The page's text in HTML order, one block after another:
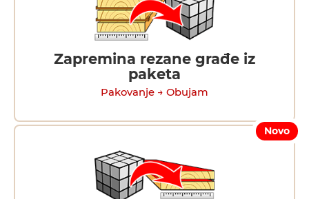
Zapremina rezane građe iz
paketa
Pakovanje → Obujam
Novo